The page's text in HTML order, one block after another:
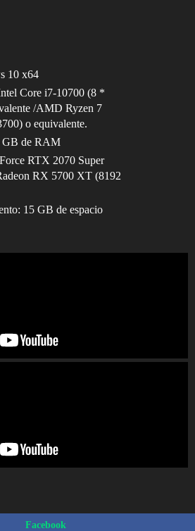
10 x64
Core i7-10700 (8 *
/AMD Ryzen 7
o equivalente.
GB de RAM
RTX 2070 Super
RX 5700 XT (8192
15 GB de espacio
Facebook